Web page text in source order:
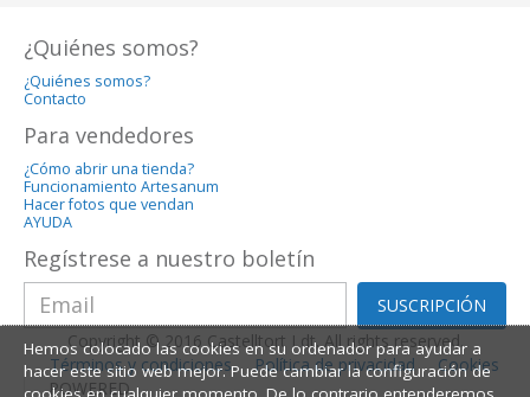
¿Quiénes somos?
¿Quiénes somos?
Contacto
Para vendedores
¿Cómo abrir una tienda?
Funcionamiento Artesanum
Hacer fotos que vendan
AYUDA
Regístrese a nuestro boletín
SUSCRIPCIÓN
Copyright © 2016 Castelltort Ldt. All rights reserved.
Términos y condiciones
Política de privacidad
Cookies
POWERED
Hemos colocado las cookies en su ordenador para ayudar a
hacer este sitio web mejor. Puede cambiar la configuración de